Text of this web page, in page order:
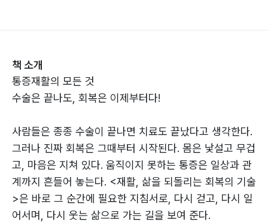
책 소개
통증재활의 모든 것
수술은 끝나도, 회복은 이제부터다!
사람들은 종종 수술이 끝나면 치료도 끝났다고 생각한다.
그러나 진짜 회복은 그때부터 시작된다. 몸은 낯설고 무겁
고, 마음은 지쳐 있다. 움직이지 못하는 통증은 일상과 관
계까지 흔들어 놓는다. <재활, 삶을 되돌리는 회복의 기술
>은 바로 그 순간에 필요한 지침서로, 다시 걷고, 다시 일
어서며, 다시 웃는 삶으로 가는 길을 보여 준다.